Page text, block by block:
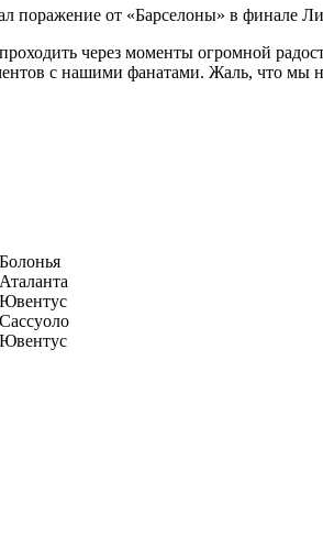
от «Барселоны» в финале
через моменты огромной
с нашими фанатами. Жаль, что мы
Болонья
Аталанта
Ювентус
Сассуоло
Ювентус